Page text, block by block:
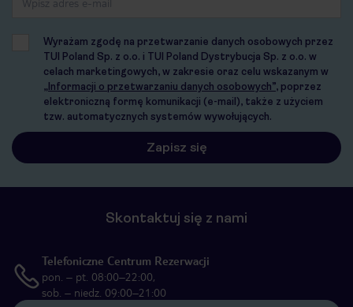
Wyrażam zgodę na przetwarzanie danych osobowych przez
TUI Poland Sp. z o.o. i TUI Poland Dystrybucja Sp. z o.o. w
celach marketingowych, w zakresie oraz celu wskazanym w
„Informacji o przetwarzaniu danych osobowych”, poprzez
elektroniczną formę komunikacji (e-mail), także z użyciem
tzw. automatycznych systemów wywołujących.
Skontaktuj się z nami
Telefoniczne Centrum Rezerwacji
pon. – pt. 08:00–22:00,
sob. – niedz. 09:00–21:00